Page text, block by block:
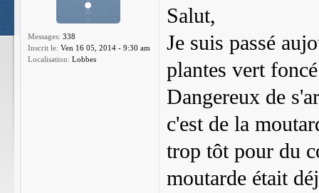
Messages: 338
Inscrit le: Ven 16 05, 2014 - 9:30 am
Localisation: Lobbes
Salut,
Je suis passé
plantes vert
Dangereux de
c'est de la
trop tôt pour du
moutarde était